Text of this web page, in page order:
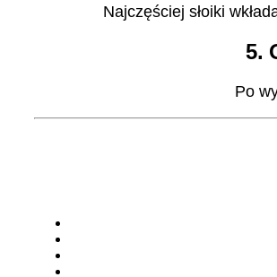
Najczęściej słoiki
5.
Po